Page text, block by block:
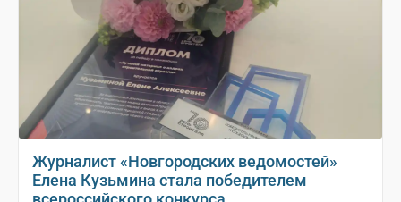
Журналист «Новгородских ведомостей»
Елена Кузьмина стала победителем